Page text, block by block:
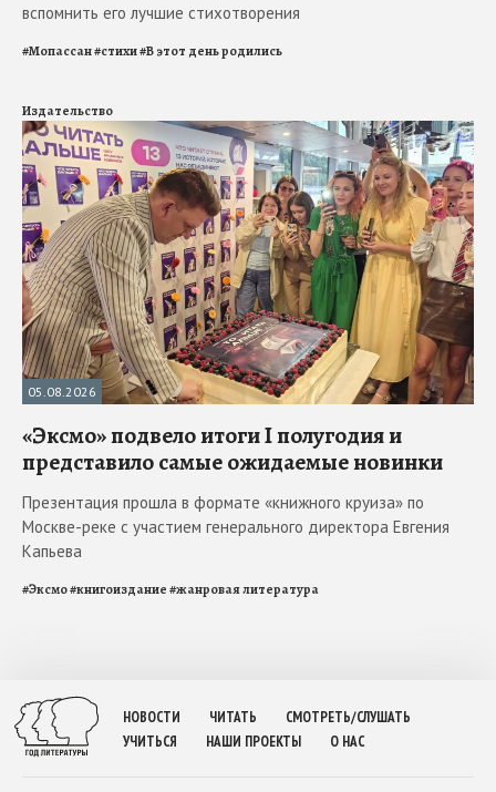
вспомнить его лучшие стихотворения
#Мопассан#стихи#В этот день родились
Издательство
05.08.2026
«Эксмо» подвело итоги I полугодия и
представило самые ожидаемые новинки
Презентация прошла в формате «книжного круиза» по
Москве-реке с участием генерального директора Евгения
Капьева
#Эксмо#книгоиздание#жанровая литература
НОВОСТИ ЧИТАТЬ
СМОТРЕТЬ/СЛУШАТЬ
УЧИТЬСЯ
НАШИ ПРОЕКТЫ О НАС